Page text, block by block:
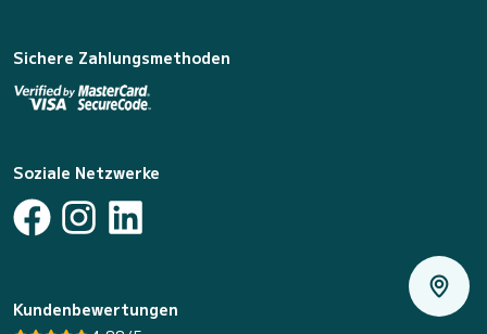
Sichere Zahlungsmethoden
Soziale Netzwerke
Kundenbewertungen